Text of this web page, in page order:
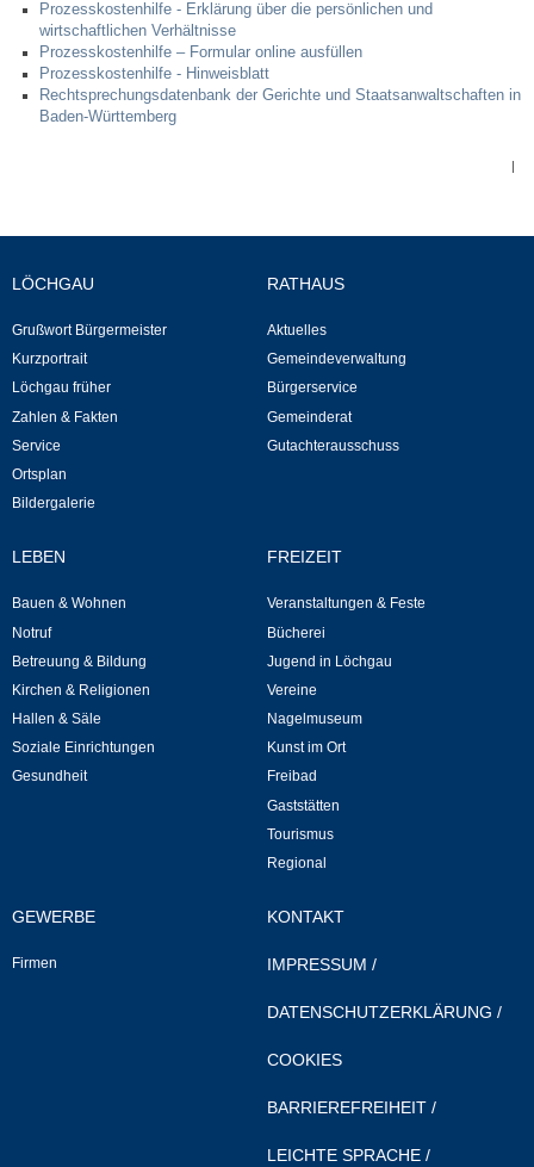
Gutachterausschuss
Leben
NETZMonitor
Bodenrichtwerte
Bezirksschornsteinfeger
Laufende beschränkte Ausschreibungen
Bebauungspläne
Förderprogramm Balkonkraftwerk
Kommunale Wärmeplanung
Notruf
Betreuung & Bildung
Musikschule
Prozesskostenhilfe - Erklärung über die persönlichen und
wirtschaftlichen Verhältnisse
Prozesskosten­hilfe – Formular online ausfüllen
Prozesskostenhilfe - Hinweisblatt
Rechtsprechungsdatenbank der Gerichte und Staatsanwaltschaften in
Baden-Württemberg
|
LÖCHGAU
Grußwort Bürgermeister
Kurzportrait
Löchgau früher
Zahlen & Fakten
Service
Ortsplan
Bildergalerie
RATHAUS
Aktuelles
Gemeindeverwaltung
Bürgerservice
Gemeinderat
Gutachterausschuss
LEBEN
Bauen & Wohnen
Notruf
Betreuung & Bildung
Kirchen & Religionen
Hallen & Säle
Soziale Einrichtungen
Gesundheit
FREIZEIT
Veranstaltungen & Feste
Bücherei
Jugend in Löchgau
Vereine
Nagelmuseum
Kunst im Ort
Freibad
Gaststätten
Tourismus
Regional
GEWERBE
Firmen
KONTAKT
IMPRESSUM /
DATENSCHUTZERKLÄRUNG /
COOKIES
BARRIEREFREIHEIT /
LEICHTE SPRACHE /